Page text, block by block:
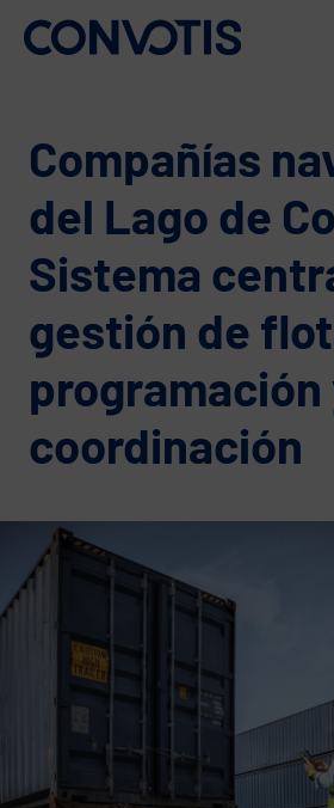
Skip to content
Compañías
del Lago de
Sistema
gestión de
programación
coordinación